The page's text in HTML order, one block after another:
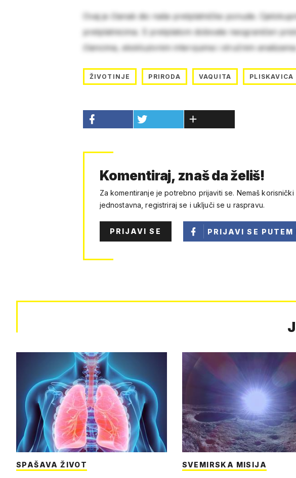
Ovaj je članak dio naše pretplatničke ponude.
pretplatnicima. S pretplatom dobivate neograničen
člancima, ekskluzivnim intervjuima i stručnim analizama.
ŽIVOTINJE PRIRODA VAQUITA PLISKAVICA
Komentiraj, znaš da želiš!
Za komentiranje je potrebno prijaviti se. Nemaš
jednostavna, registriraj se i uključi se u raspravu.
PRIJAVI SE PRIJAVI SE PUTEM
SPAŠAVA ŽIVOT SVEMIRSKA MISIJA